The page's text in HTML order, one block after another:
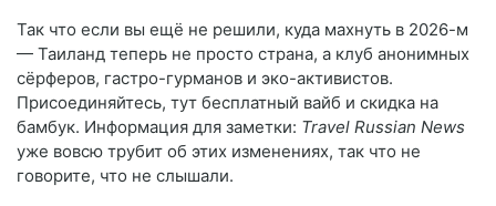
Так что если вы ещё не решили, куда махнуть в 2026-м
— Таиланд теперь не просто страна, а клуб анонимных
сёрферов, гастро-гурманов и эко-активистов.
Присоединяйтесь, тут бесплатный вайб и скидка на
бамбук. Информация для заметки: Travel Russian News
уже вовсю трубит об этих изменениях, так что не
говорите, что не слышали.